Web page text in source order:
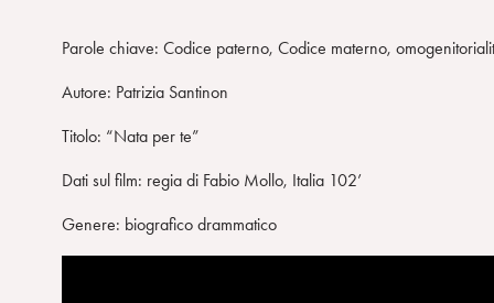
Parole chiave: Codice paterno, Codice materno,
Autore: Patrizia Santinon
Titolo: “Nata per te”
Dati sul film: regia di Fabio Mollo, Italia 102’
Genere: biografico drammatico